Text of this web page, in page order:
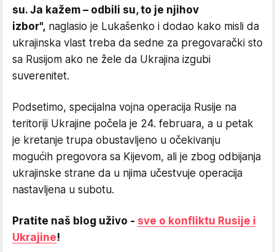
su. Ja kažem – odbili su, to je njihov
izbor", naglasio je Lukašenko i dodao kako misli da
ukrajinska vlast treba da sedne za pregovarački sto
sa Rusijom ako ne žele da Ukrajina izgubi
suverenitet.
Podsetimo, specijalna vojna operacija Rusije na
teritoriji Ukrajine počela je 24. februara, a u petak
je kretanje trupa obustavljeno u očekivanju
mogućih pregovora sa Kijevom, ali je zbog odbijanja
ukrajinske strane da u njima učestvuje operacija
nastavljena u subotu.
Pratite naš blog uživo - sve o konfliktu Rusije i
Ukrajine!